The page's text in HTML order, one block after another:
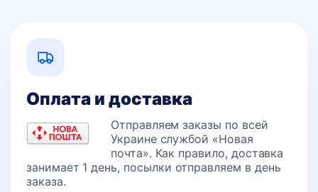
Оплата и доставка
Отправляем заказы по всей
Украине службой «Новая
почта». Как правило, доставка
занимает 1 день, посылки отправляем в день
заказа.